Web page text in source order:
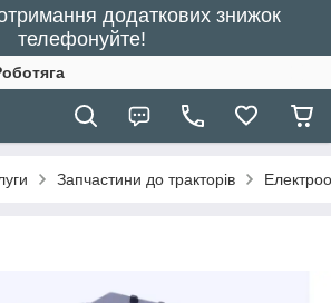
додаткових знижок
телефонуйте!
Запчастини до тракторів